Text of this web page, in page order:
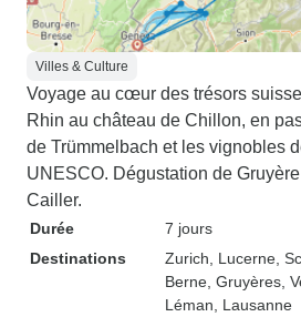
Villes & Culture
Voyage au cœur des trésors
Rhin au château de Chillon, en
de Trümmelbach et les vignobles
UNESCO. Dégustation de
Cailler.
Durée
7 jours
Destinations
Zurich , Lucerne ,
Berne , Gruyères ,
Léman , Lausanne